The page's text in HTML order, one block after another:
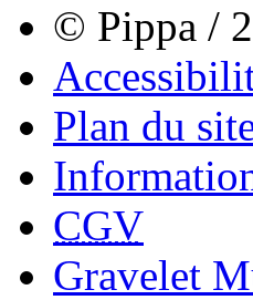
© Pippa /
Plan du
CGV
Gravelet